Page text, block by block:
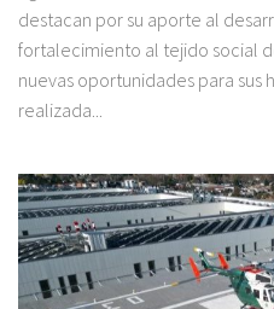
destacan por su aporte al
fortalecimiento al tejido social
nuevas oportunidades para sus
realizada...